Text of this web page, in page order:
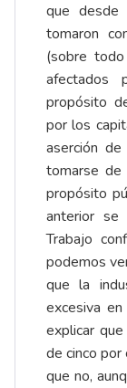
que
tomaron
(sobre
afectados
propósito
por los
aserción
tomarse de
propósito
anterior se
Trabajo
podemos
que la
excesiva
explicar
de cinco
que no,